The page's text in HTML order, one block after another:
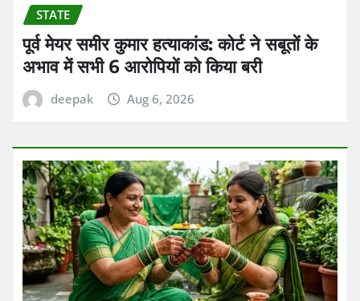
STATE
पूर्व मेयर समीर कुमार हत्याकांड: कोर्ट ने सबूतों के
अभाव में सभी 6 आरोपियों को किया बरी
deepak Aug 6, 2026